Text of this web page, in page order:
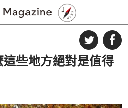
些地方絕對是值得